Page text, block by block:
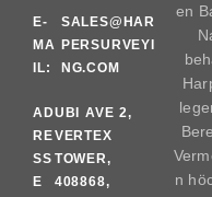
E-
MA
IL:
SALES@HAR
PERSURVEYI
NG.COM
AD
RE
SS
E
UBI AVE 2,
VERTEX
TOWER,
408868,
en
n